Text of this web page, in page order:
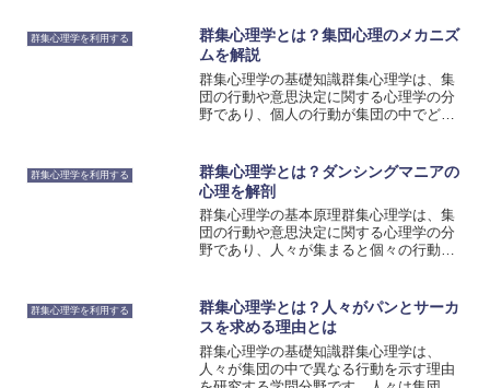
うな社会現象を科学的に分析し、理解す
るための重要なツールとな...
群集心理学を利用する
群集心理学とは？集団心理のメカニズ
ムを解説
群集心理学の基礎知識群集心理学は、集
団の行動や意思決定に関する心理学の分
野であり、個人の行動が集団の中でどの
なく、集団の力学や相互作用によっても
影響を受けることがありま...
群集心理学を利用する
群集心理学とは？ダンシングマニアの
心理を解剖
群集心理学の基本原理群集心理学は、集
団の行動や意思決定に関する心理学の分
野であり、人々が集まると個々の行動や
共有、相互作用、集団の規範、リーダー
シップの役割が含まれます...
群集心理学を利用する
群集心理学とは？人々がパンとサーカ
スを求める理由とは
群集心理学の基礎知識群集心理学は、
人々が集団の中で異なる行動を示す理由